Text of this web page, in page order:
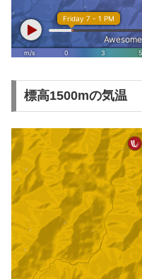
標高1500mの気温